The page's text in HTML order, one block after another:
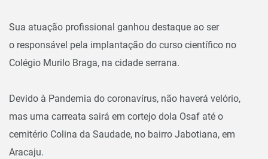
Sua atuação profissional ganhou destaque ao ser
o responsável pela implantação do curso científico no
Colégio Murilo Braga, na cidade serrana.
Devido à Pandemia do coronavírus, não haverá velório,
mas uma carreata sairá em cortejo dola Osaf até o
cemitério Colina da Saudade, no bairro Jabotiana, em
Aracaju.